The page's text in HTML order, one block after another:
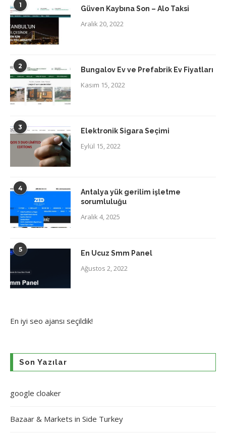
1 Güven Kaybına Son – Alo Taksi
Aralık 20, 2022
2 Bungalov Ev ve Prefabrik Ev Fiyatları
Kasım 15, 2022
3 Elektronik Sigara Seçimi
Eylül 15, 2022
4
Antalya yük gerilim işletme
sorumluluğu
Aralık 4, 2025
5 En Ucuz Smm Panel
Ağustos 2, 2022
En iyi seo ajansı seçildik!
Son Yazılar
google cloaker
Bazaar & Markets in Side Turkey